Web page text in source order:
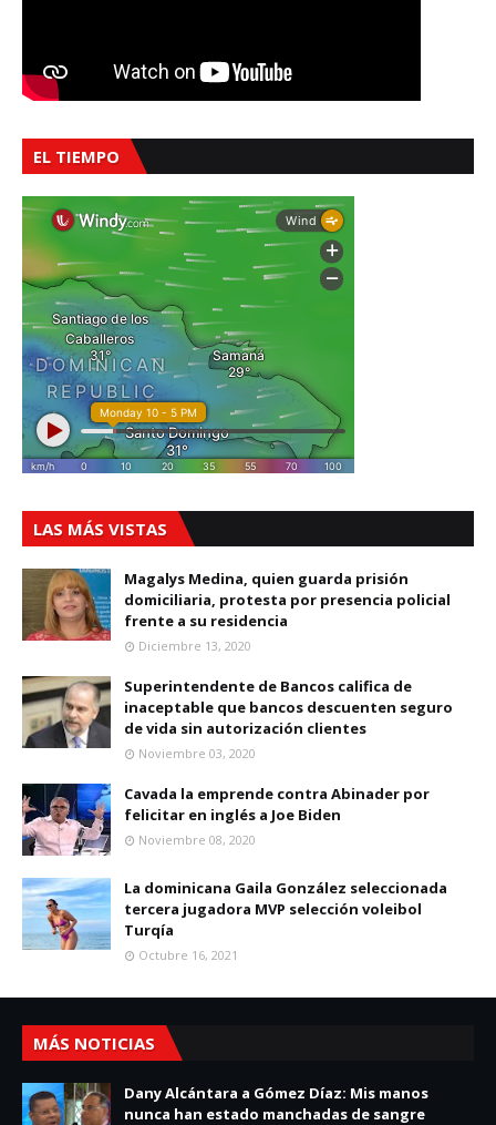
EL TIEMPO
LAS MÁS VISTAS
Magalys Medina, quien guarda prisión
domiciliaria, protesta por presencia policial
frente a su residencia
Diciembre 13, 2020
Superintendente de Bancos califica de
inaceptable que bancos descuenten seguro
de vida sin autorización clientes
Noviembre 03, 2020
Cavada la emprende contra Abinader por
felicitar en inglés a Joe Biden
Noviembre 08, 2020
La dominicana Gaila González seleccionada
tercera jugadora MVP selección voleibol
Turqía
Octubre 16, 2021
MÁS NOTICIAS
Dany Alcántara a Gómez Díaz: Mis manos
nunca han estado manchadas de sangre